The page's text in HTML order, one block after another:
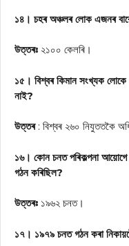
১৪। চহৰ অঞ্চলৰ লোক এজনৰ
উত্তৰঃ ২১০০ কেলৰি।
১৫। বিশ্বৰ কিমান সংখ্যক লোকে
নাই?
উত্তৰ: বিশ্বৰ ২৬০ নিযুততকৈ
১৬। কোন চনত পৰিকল্পনা আয়োগে
গঠন কৰিছিল?
উত্তৰঃ ১৯৬২ চনত।
১৭। ১৯৭৯ চনত গঠন কৰা